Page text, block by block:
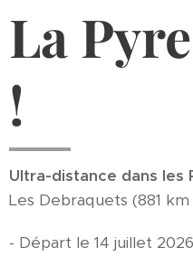
La
!
Ultra-distance dans les
Les Debraquets (881
- Départ le 14 juillet 2026